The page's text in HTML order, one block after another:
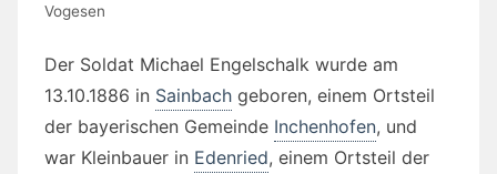
Vogesen
Der Soldat Michael Engelschalk wurde am
13.10.1886 in Sainbach geboren, einem Ortsteil
der bayerischen Gemeinde Inchenhofen, und
war Kleinbauer in Edenried, einem Ortsteil der